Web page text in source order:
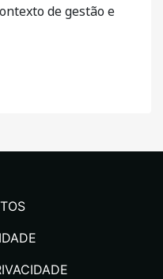
de gestão e